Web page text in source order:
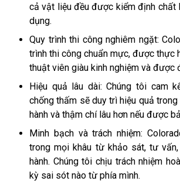
cả vật liệu đều được kiểm định
dụng.
Quy trình thi công nghiêm ngặt:
trình thi công chuẩn mực, được thực
thuật viên giàu kinh nghiệm và được
Hiệu quả lâu dài: Chúng tôi cam
chống thấm sẽ duy trì hiệu quả
hành và thậm chí lâu hơn nếu được
Minh bạch và trách nhiệm:
trong mọi khâu từ khảo sát, tư
hành. Chúng tôi chịu trách nhiệm
kỳ sai sót nào từ phía mình.